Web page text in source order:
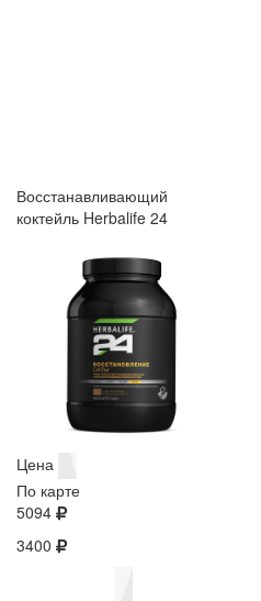
Восстанавливающий
коктейль Herbalife 24
Цена
По карте
5094
3400